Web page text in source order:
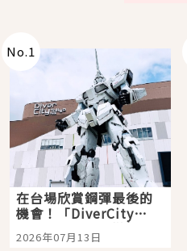
No.1
在台場欣賞鋼彈最後的
機會！「DiverCity
Tokyo Plaza」搭船、
購物、美食及夜景，一
2026年07月13日